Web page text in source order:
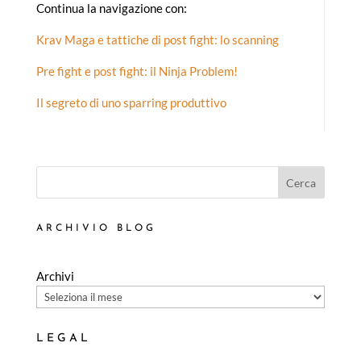
Continua la navigazione con:
Krav Maga e tattiche di post fight: lo scanning
Pre fight e post fight: il Ninja Problem!
Il segreto di uno sparring produttivo
Cerca
ARCHIVIO BLOG
Archivi
LEGAL